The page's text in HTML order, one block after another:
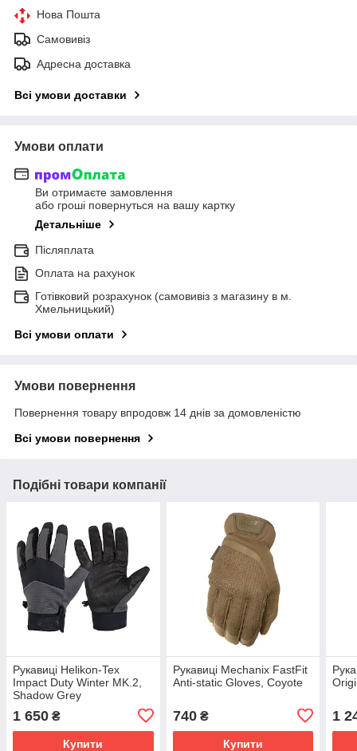
Нова Пошта
Самовивіз
Адресна доставка
Всі умови доставки
Умови оплати
Ви отримаєте замовлення
або гроші повернуться на вашу картку
Детальніше
Післяплата
Оплата на рахунок
Готівковий розрахунок (самовивіз з магазину в м.
Хмельницький)
Всі умови оплати
Умови повернення
Повернення товару впродовж 14 днів за домовленістю
Всі умови повернення
Подібні товари компанії
Рукавиці Helikon-Tex
Impact Duty Winter MK.2,
Shadow Grey
1 650 ₴
Купити
Рукавиці Mechanix FastFit
Anti-static Gloves, Coyote
740₴
Купити
1